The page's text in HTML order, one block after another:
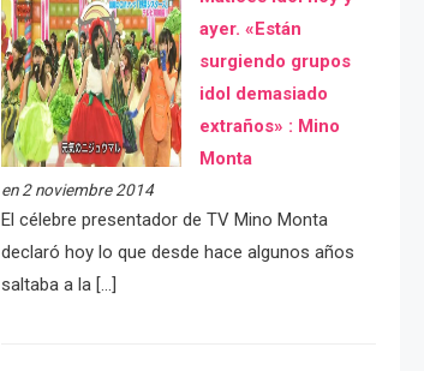
ayer. «Están
surgiendo grupos
idol demasiado
extraños» : Mino
Monta
en 2 noviembre 2014
El célebre presentador de TV Mino Monta
declaró hoy lo que desde hace algunos años
saltaba a la […]